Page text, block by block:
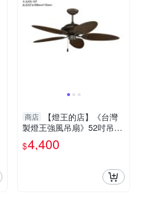
商店
【燈王的店】《台灣
製燈王強風吊扇》52吋吊扇
(馬達保固十年) ☆KS-157
$4,400